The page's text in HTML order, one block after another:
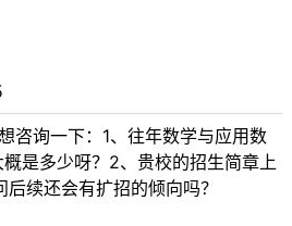
咨询一下：1、往年数学与应用数
是多少呀？2、贵校的招生简章上
续还会有扩招的倾向吗？